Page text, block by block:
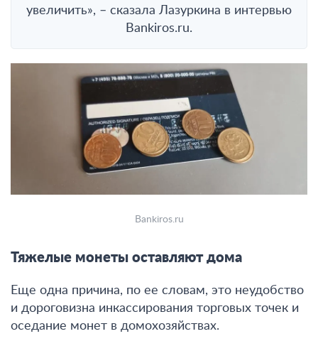
увеличить», – сказала Лазуркина в интервью
Bankiros.ru.
Bankiros.ru
Тяжелые монеты оставляют дома
Еще одна причина, по ее словам, это неудобство
и дороговизна инкассирования торговых точек и
оседание монет в домохозяйствах.